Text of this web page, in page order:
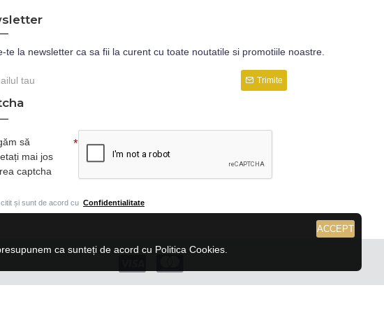
te la newsletter ca sa fii la curent cu toate noutatile si promotiile noastre.
Trimite
să
mai jos
captcha
și sunt de acord cu Confidentialitate
ACCEPT
ca sunteți de acord cu Politica Cookies.